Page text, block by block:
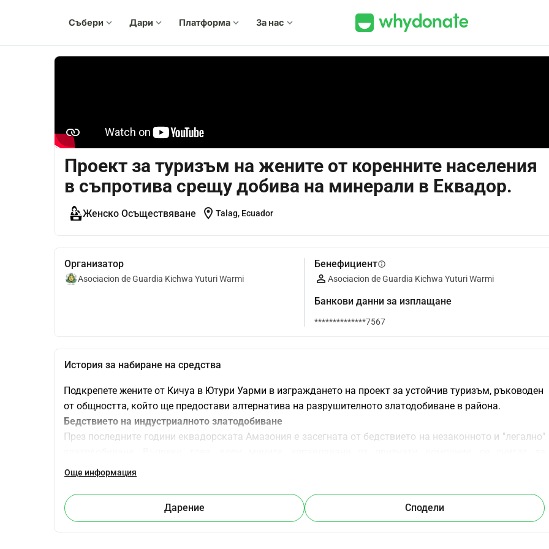
Събери expand_more Дари expand_more Платформа expand_more За нас expand_more
Проект за туризъм на жените от коренните населения
в съпротива срещу добива на минерали в Еквадор.
Женско Осъществяване location_on Talag, Ecuador
Организатор
Asociacion de Guardia Kichwa Yuturi Warmi
Бенефициентinfo
Asociacion de Guardia Kichwa Yuturi Warmi
Банкови данни за изплащане
**************7567
История за набиране на средства
Подкрепете жените от Кичуа в Ютури Уарми в изграждането на проект за устойчив туризъм, ръководен
от общността, който ще предостави алтернатива на разрушителното златодобиване в района.
Бедствието на индустриалното златодобиване
През последните години еквадорската Амазония е засегната от бедствието на незаконното и "легално"
незаконни от местното население, тъй като често влизат в техните територии без предварително
на индустриалното златодобиване започват с обезлесяването и замърсяването на почвата и реките с
токсичните химикали, използвани в процеса на извличане, предимно живак. В допълнение към
Още информация
Дарение Сподели